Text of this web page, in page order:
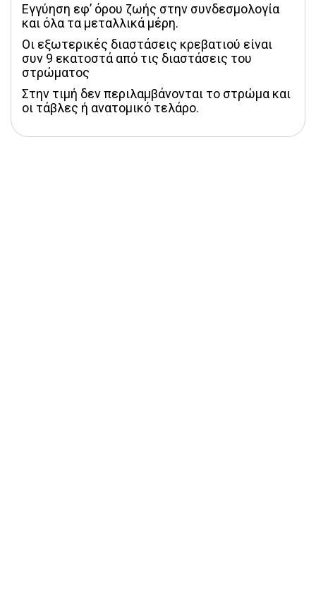
Εγγύηση εφ’ όρου ζωής στην συνδεσμολογία
και όλα τα μεταλλικά μέρη.
Οι εξωτερικές διαστάσεις κρεβατιού είναι
συν 9 εκατοστά από τις διαστάσεις του
στρώματος
Στην τιμή δεν περιλαμβάνονται το στρώμα και
οι τάβλες ή ανατομικό τελάρο.